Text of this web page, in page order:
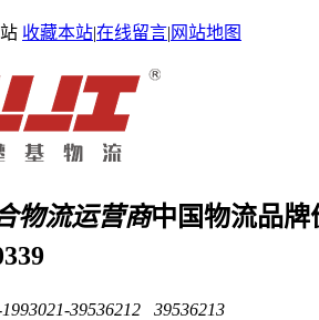
收藏本站|在线留言| 网站地图
物流运营商中国物流品牌
021-39536212 39536213